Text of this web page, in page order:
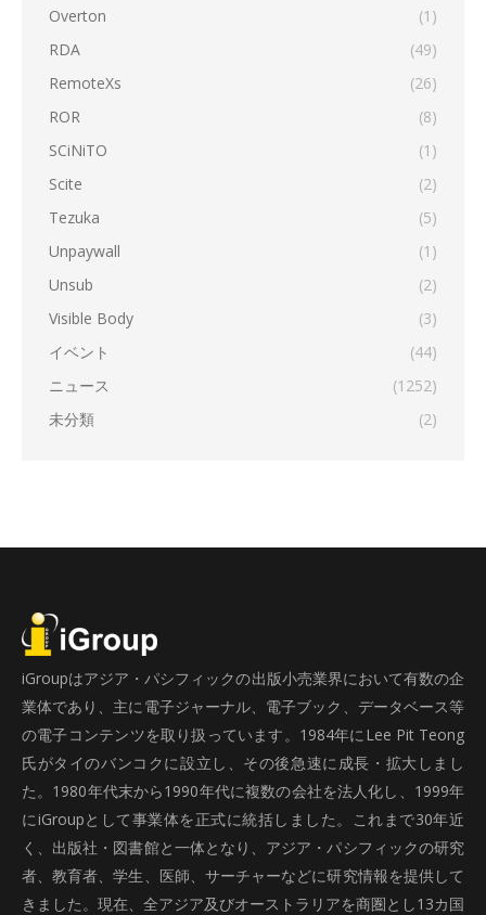
Overton
(1)
RDA
(49)
RemoteXs
(26)
ROR
(8)
SCiNiTO
(1)
Scite
(2)
Tezuka
(5)
Unpaywall
(1)
Unsub
(2)
Visible Body
(3)
イベント
(44)
ニュース
(1252)
未分類
(2)
iGroupはアジア・パシフィックの出版小売業界において有数の企
業体であり、主に電子ジャーナル、電子ブック、データベース等
の電子コンテンツを取り扱っています。1984年にLee Pit Teong
氏がタイのバンコクに設立し、その後急速に成長・拡大しまし
た。1980年代末から1990年代に複数の会社を法人化し、1999年
にiGroupとして事業体を正式に統括しました。これまで30年近
く、出版社・図書館と一体となり、アジア・パシフィックの研究
者、教育者、学生、医師、サーチャーなどに研究情報を提供して
きました。現在、全アジア及びオーストラリアを商圏とし13カ国